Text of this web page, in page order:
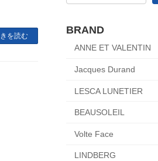
を読む
BRAND
ANNE ET VALENTIN
Jacques Durand
LESCA LUNETIER
BEAUSOLEIL
Volte Face
LINDBERG